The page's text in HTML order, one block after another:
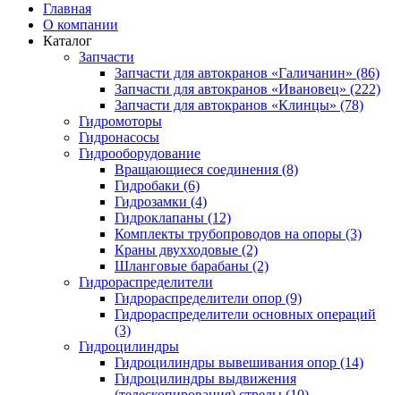
Главная
О компании
Каталог
Запчасти
Запчасти для автокранов «Галичанин» (86)
Запчасти для автокранов «Ивановец» (222)
Запчасти для автокранов «Клинцы» (78)
Гидромоторы
Гидронасосы
Гидрооборудование
Вращающиеся соединения (8)
Гидробаки (6)
Гидрозамки (4)
Гидроклапаны (12)
Комплекты трубопроводов на опоры (3)
Краны двухходовые (2)
Шланговые барабаны (2)
Гидрораспределители
Гидрораспределители опор (9)
Гидрораспределители основных операций
(3)
Гидроцилиндры
Гидроцилиндры вывешивания опор (14)
Гидроцилиндры выдвижения